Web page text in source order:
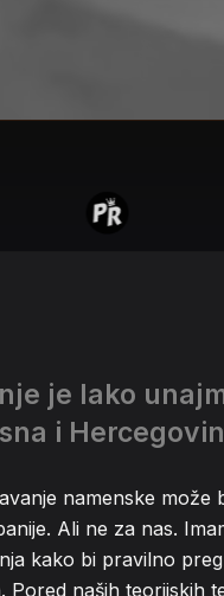
je lako
i
namenske može
Ali ne za nas.
kako bi pravilno
Pored naših teorijskih